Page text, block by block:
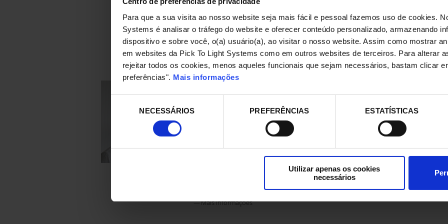
Para que a sua visita ao nosso website seja mais fácil e pessoal fazemos uso de cookies.
Systems é analisar o tráfego do website e oferecer conteúdo personalizado, armazenando
dispositivo e sobre você, o(a) usuário(a), ao visitar o nosso website. Assim como mostrar
em websites da Pick To Light Systems como em outros websites de terceiros. Para alterar
rejeitar todos os cookies, menos aqueles funcionais que sejam necessários, bastam clicar
preferências". Mais informações
consentimento
NECESSÁRIOS PREFERÊNCIAS ESTATÍSTICAS
Utilizar apenas os cookies
necessários
os custos de serviço dispendiosos".
Pablo Garitano, Manufacturing Process
Director.
Mais informações
preparação de pedidos
"Os Picking Cart favorecem um percurso
ideal no armazém, podendo preparar
vários pedidos simultaneamente e sem
erros, o que trará um aumento da
produtividade. Além disso, informar-se-á
o sistema em tempo real do estado da
Account Manager Itália.
Mais informações